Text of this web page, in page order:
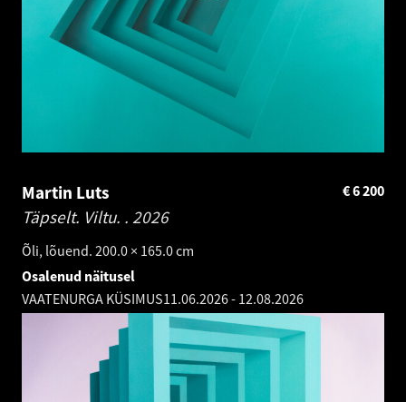
Martin Luts
Täpselt. Viltu. . 2026
Õli, lõuend. 200.0 × 165.0 cm
6 200
€
Osalenud näitusel
VAATENURGA KÜSIMUS11.06.2026- 12.08.2026